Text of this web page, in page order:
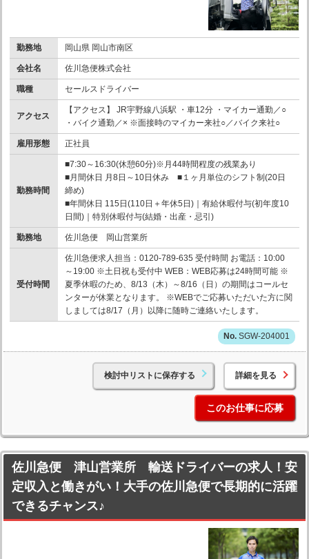
勤務地 岡山県 岡山市南区
会社名 佐川急便株式会社
職種 セールスドライバー
アクセス
【アクセス】 JR宇野線八浜駅 ・車12分 ・マイカー通勤／○
・バイク通勤／× ※面接時のマイカー来社○／バイク来社○
雇用形態 正社員
勤務時間
■7:30～16:30(休憩60分)※月44時間程度の残業あり
■月間休日 月8日～10日休み ■１ヶ月単位のシフト制(20日
締め)
■年間休日 115日(110日＋年休5日)｜有給休暇付与(初年度10
日間)｜特別休暇付与(結婚・出産・忌引)
勤務地 佐川急便 岡山営業所
受付時間
佐川急便求人担当：0120-789-635 受付時間 お電話：10:00
～19:00 ※土日祝も受付中 WEB：WEB応募は24時間可能 ※
夏季休暇のため、8/13（木）～8/16（日）の期間はコールセ
ンターが休業となります。 ※WEBでご応募いただいた方に関
しましては8/17（月）以降に随時ご連絡いたします。
SGW-204001
検討中リストに保存する 詳細を見る
このお仕事に応募
佐川急便 津山営業所 輸送ドライバーの求人！安
定収入と働きがい！大手の佐川急便で長期的に活躍
できるチャンス♪